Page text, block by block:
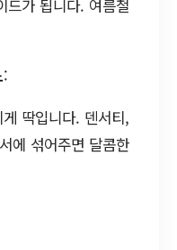
드가 됩니다. 여름철
:
딱입니다. 덴서티,
에 섞어주면 달콤한